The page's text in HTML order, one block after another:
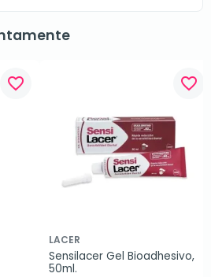
favorite_border favorite_border
LACER
Sensilacer Gel Bioadhesivo,
50ml.